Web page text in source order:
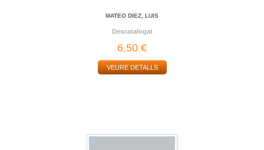
MATEO DIEZ, LUIS
Descatalogat
6,50 €
VEURE DETALLS